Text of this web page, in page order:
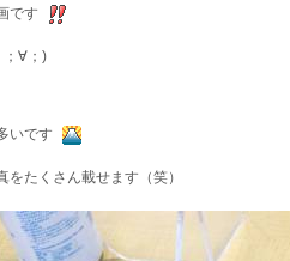
です
；∀；)
いです
たくさん載せます（笑）